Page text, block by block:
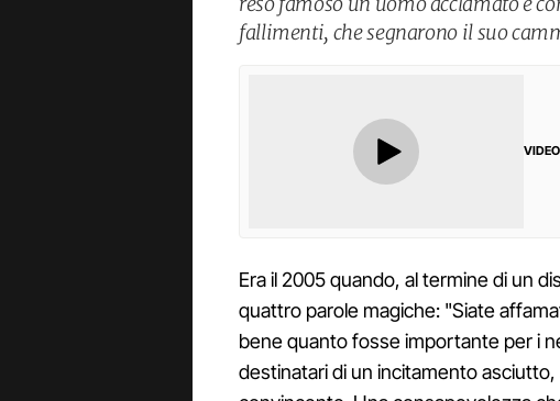
fallimenti, che segnarono il suo
Era il 2005 quando, al termine di un
quattro parole magiche: "Siate
bene quanto fosse importante per i
destinatari di un incitamento